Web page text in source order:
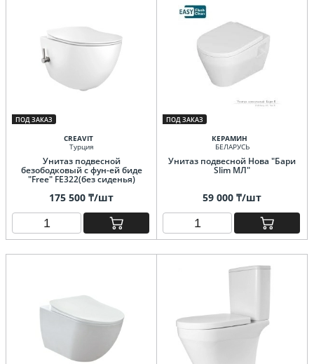
ПОД ЗАКАЗ
CREAVIT
Турция
Унитаз подвесной
безободковый с фун-ей биде
"Free" FE322(без сиденья)
175 500 ₸/шт
ПОД ЗАКАЗ
КЕРАМИН
БЕЛАРУСЬ
Унитаз подвесной Нова "Бари
Slim МЛ"
59 000 ₸/шт